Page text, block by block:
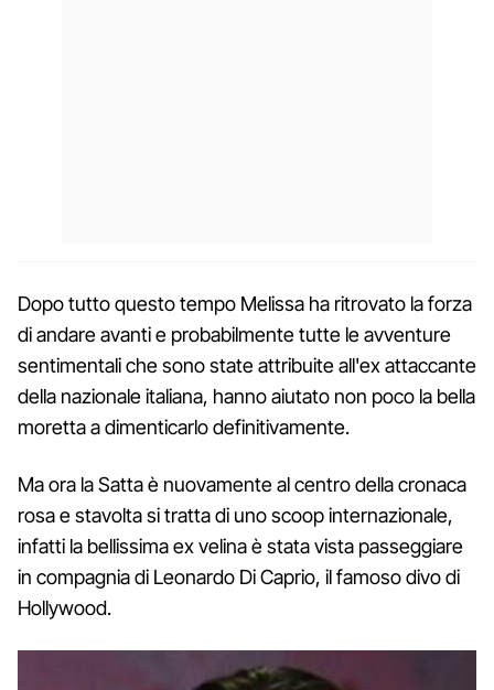
Dopo tutto questo tempo Melissa ha ritrovato la forza
di andare avanti e probabilmente tutte le avventure
sentimentali che sono state attribuite all'ex attaccante
della nazionale italiana, hanno aiutato non poco la bella
moretta a dimenticarlo definitivamente.
Ma ora la Satta è nuovamente al centro della cronaca
rosa e stavolta si tratta di uno scoop internazionale,
infatti la bellissima ex velina è stata vista passeggiare
in compagnia di Leonardo Di Caprio, il famoso divo di
Hollywood.